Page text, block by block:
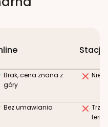
Brak, cena znana z
góry
Bez umawiania